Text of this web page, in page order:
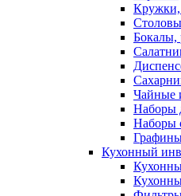
Кружки,
Чайные
Наборы
Наборы
Кухонный